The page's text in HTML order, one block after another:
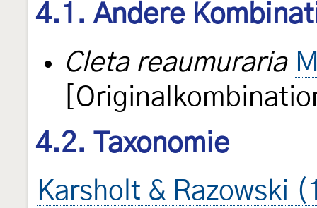
4.1. Andere
Cleta reaumuraria
4.2. Taxonomie
Karsholt & Razowski